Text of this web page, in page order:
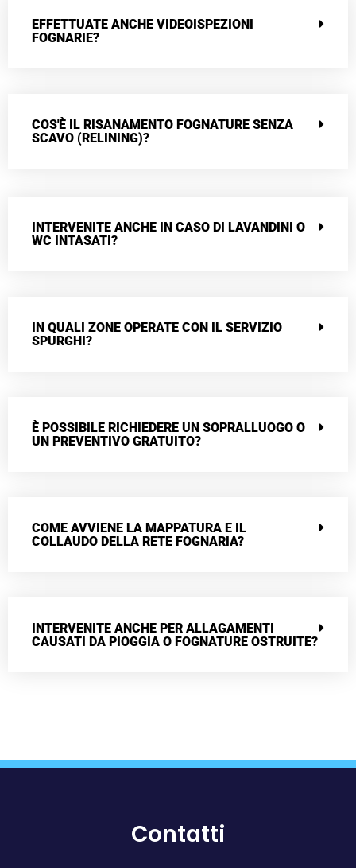
EFFETTUATE ANCHE VIDEOISPEZIONI
FOGNARIE?
COS'È IL RISANAMENTO FOGNATURE SENZA
SCAVO (RELINING)?
INTERVENITE ANCHE IN CASO DI LAVANDINI O
WC INTASATI?
IN QUALI ZONE OPERATE CON IL SERVIZIO
SPURGHI?
È POSSIBILE RICHIEDERE UN SOPRALLUOGO O
UN PREVENTIVO GRATUITO?
COME AVVIENE LA MAPPATURA E IL
COLLAUDO DELLA RETE FOGNARIA?
INTERVENITE ANCHE PER ALLAGAMENTI
CAUSATI DA PIOGGIA O FOGNATURE OSTRUITE?
Contatti